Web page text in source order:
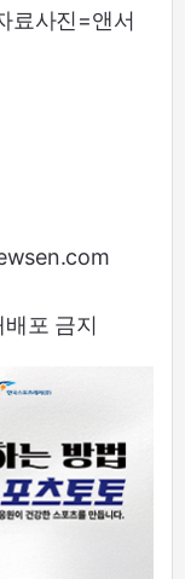
료사진=앤서
포 금지